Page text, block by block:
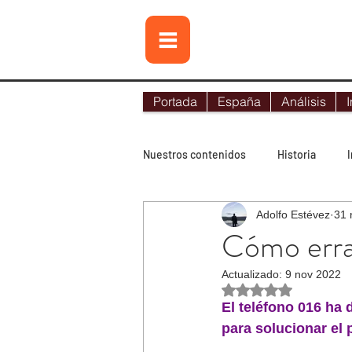
Portada España Análisis
Nuestros contenidos Historia
Contraterrorismo Noticias
Lo más leído Tecnología
Cómo
Adolfo Estévez 31
Actualizado: 9 nov 2022
Obtuvo NaN de 5
El teléfono 016 ha
para solucionar el